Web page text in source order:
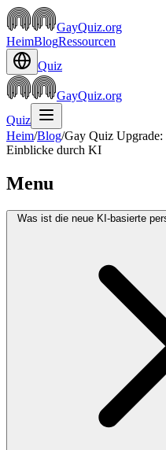
GayQuiz.org
HeimBlogRessourcen
Quiz
GayQuiz.org
Quiz
Heim/Blog/Gay Quiz Upgrade:
Einblicke durch KI
Menu
Was ist die neue KI-basierte